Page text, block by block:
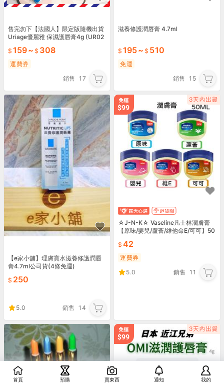
售完勿下【法國人】限定版隨機出貨
Uriage優麗雅 保濕護唇膏4g (UR02
159~ 308
運費券
銷售 17
滋養修護潤唇膏 4.7ml
195~ 510
免運
銷售 15
【e家小舖】理膚寶水滋養修護潤唇
膏4.7ml公司貨(4條免運)
250
5.0 銷售 14
☆J-N-K☆ Vaseline凡士林潤膚膏
【原味/嬰兒/蘆薈/維他命E/可可】50
42
運費券
5.0
銷售 11
首頁 預購 賣東西 通知 我的